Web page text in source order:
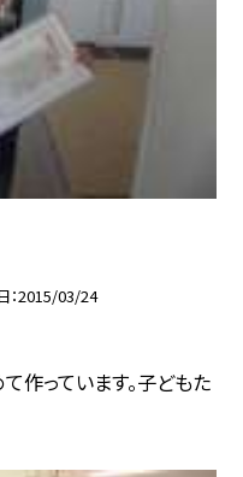
2015/03/24
作っています。子どもた